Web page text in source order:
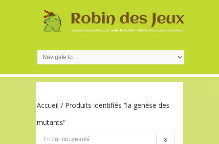
Accueil / Produits identifiés “la genèse des
mutants”